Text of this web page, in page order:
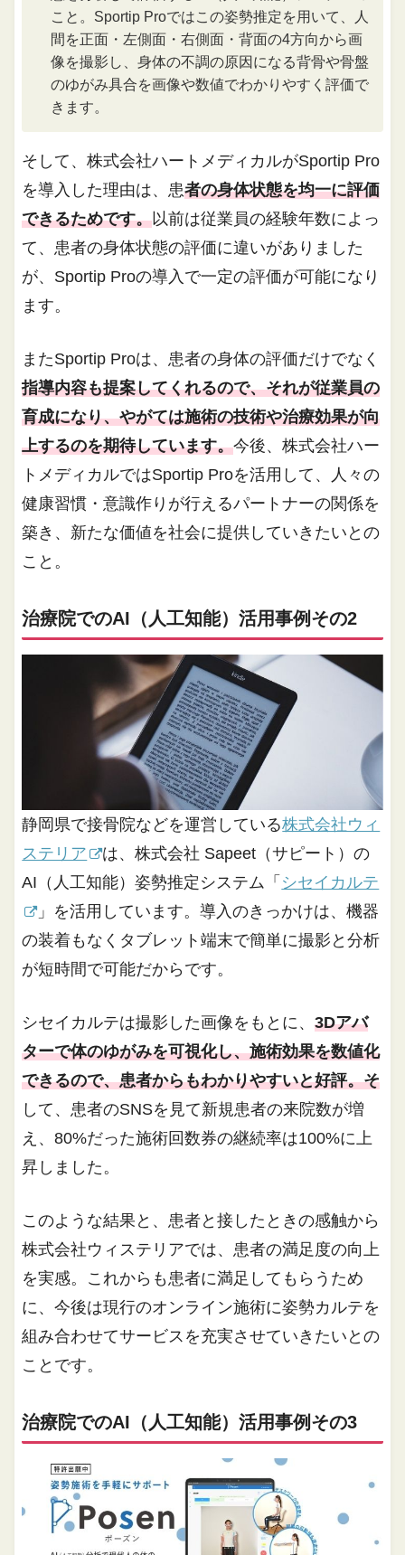
こと。Sportip Proではこの姿勢推定を用いて、人
間を正面・左側面・右側面・背面の4方向から画
像を撮影し、身体の不調の原因になる背骨や骨盤
のゆがみ具合を画像や数値でわかりやすく評価で
きます。
そして、株式会社ハートメディカルがSportip Pro
を導入した理由は、患者の身体状態を均一に評価
できるためです。以前は従業員の経験年数によっ
て、患者の身体状態の評価に違いがありました
が、Sportip Proの導入で一定の評価が可能になり
ます。
またSportip Proは、患者の身体の評価だけでなく
指導内容も提案してくれるので、それが従業員の
育成になり、やがては施術の技術や治療効果が向
上するのを期待しています。今後、株式会社ハー
トメディカルではSportip Proを活用して、人々の
健康習慣・意識作りが行えるパートナーの関係を
築き、新たな価値を社会に提供していきたいとの
こと。
治療院でのAI（人工知能）活用事例その2
静岡県で接骨院などを運営している株式会社ウィ
ステリア
は、株式会社 Sapeet（サピート）の
AI（人工知能）姿勢推定システム「 シセイカルテ
」を活用しています。導入のきっかけは、機器
の装着もなくタブレット端末で簡単に撮影と分析
が短時間で可能だからです。
シセイカルテは撮影した画像をもとに、3Dアバ
ターで体のゆがみを可視化し、施術効果を数値化
できるので、患者からもわかりやすいと好評。そ
して、患者のSNSを見て新規患者の来院数が増
え、80%だった施術回数券の継続率は100%に上
昇しました。
このような結果と、患者と接したときの感触から
株式会社ウィステリアでは、患者の満足度の向上
を実感。これからも患者に満足してもらうため
に、今後は現行のオンライン施術に姿勢カルテを
組み合わせてサービスを充実させていきたいとの
ことです。
治療院でのAI（人工知能）活用事例その3